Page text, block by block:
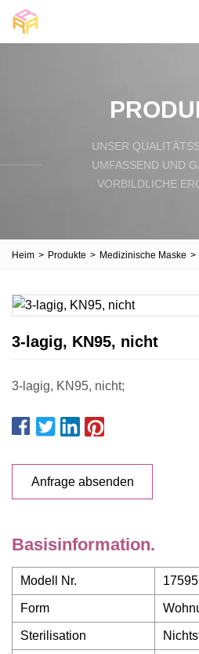
UNSER
UMFASSEND UND
VORBILDLICHE
Heim > Produkte > Medizinische Maske >
3-lagig, KN95, nicht
3-lagig, KN95, nicht;
Anfrage absenden
Basisinformation.
Modell Nr. 17595
Form
Sterilisation